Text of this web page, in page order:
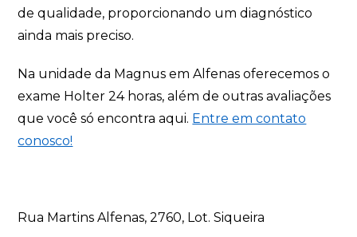
de qualidade, proporcionando um diagnóstico
ainda mais preciso.
Na unidade da Magnus em Alfenas oferecemos o
exame Holter 24 horas, além de outras avaliações
que você só encontra aqui. Entre em contato
conosco!
Rua Martins Alfenas, 2760, Lot. Siqueira